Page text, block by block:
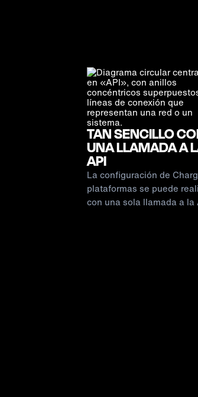
TAN SENCILLO
UNA LLAMADA A
API
La configuración de
plataformas se puede
con una sola llamada a la